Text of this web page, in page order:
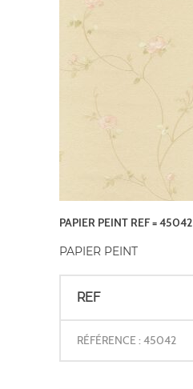
PAPIER PEINT REF = 45042
PAPIER PEINT
REF
RÉFÉRENCE : 45042